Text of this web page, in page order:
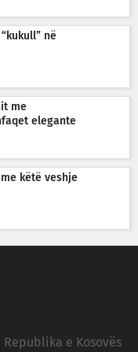
në
me
elegante
këtë veshje
Republika e Kosovës